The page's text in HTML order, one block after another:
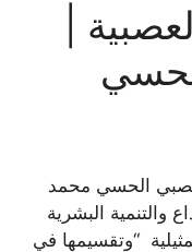
|
الحسي محمد
والتنمية البشرية
“وتقسيمها في